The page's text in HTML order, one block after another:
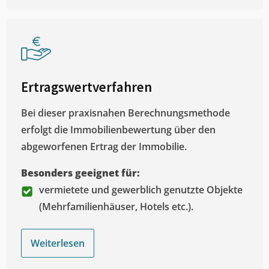
Ertragswertverfahren
Bei dieser praxisnahen Berechnungsmethode
erfolgt die Immobilienbewertung über den
abgeworfenen Ertrag der Immobilie.
Besonders geeignet für:
vermietete und gewerblich genutzte Objekte
(Mehrfamilienhäuser, Hotels etc.).
Weiterlesen